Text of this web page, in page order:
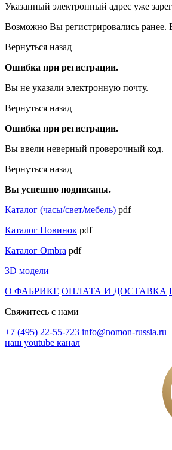
Указанный электронный адрес уже
Возможно Вы регистрировались ранее.
Вернуться назад
Ошибка при регистрации.
Вы не указали электронную почту.
Вернуться назад
Ошибка при регистрации.
Вы ввели неверный проверочный код.
Вернуться назад
Вы успешно подписаны.
Каталог (часы/свет/мебель) pdf
Каталог Новинок pdf
Каталог Ombra pdf
3D модели
О ФАБРИКЕ ОПЛАТА И ДОСТАВКА
Свяжитесь с нами
+7 (495) 22-55-723 info@nomon-russia.ru
наш youtube канал